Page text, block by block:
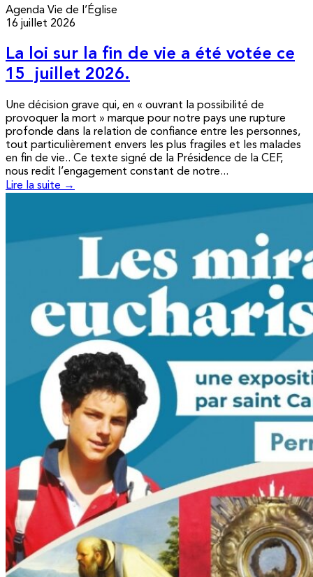
Agenda Vie de l’Église
16 juillet 2026
La loi sur la fin de vie a été votée ce
15 juillet 2026.
Une décision grave qui, en « ouvrant la possibilité de
provoquer la mort » marque pour notre pays une rupture
profonde dans la relation de confiance entre les personnes,
tout particulièrement envers les plus fragiles et les malades
en fin de vie.. Ce texte signé de la Présidence de la CEF,
nous redit l’engagement constant de notre...
Lire la suite →